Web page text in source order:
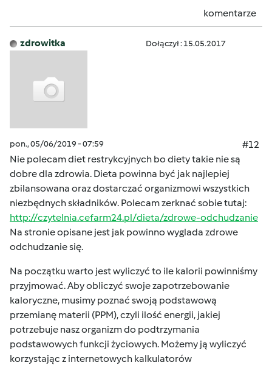
komentarze
zdrowitka Dołączył : 15.05.2017
pon., 05/06/2019 - 07:59
#12
Nie polecam diet restrykcyjnych bo diety takie nie są
dobre dla zdrowia. Dieta powinna być jak najlepiej
zbilansowana oraz dostarczać organizmowi wszystkich
niezbędnych składników. Polecam zerknać sobie tutaj:
http://czytelnia.cefarm24.pl/dieta/zdrowe-odchudzanie
Na stronie opisane jest jak powinno wyglada zdrowe
odchudzanie się.
Na początku warto jest wyliczyć to ile kalorii powinniśmy
przyjmować. Aby obliczyć swoje zapotrzebowanie
kaloryczne, musimy poznać swoją podstawową
przemianę materii (PPM), czyli ilość energii, jakiej
potrzebuje nasz organizm do podtrzymania
podstawowych funkcji życiowych. Możemy ją wyliczyć
korzystając z internetowych kalkulatorów